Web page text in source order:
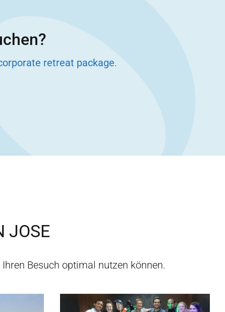
retreat package.
JOSE
Besuch optimal nutzen können.